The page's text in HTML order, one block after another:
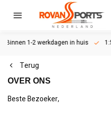
Binnen 1-2 werkdagen in huis
Terug
OVER ONS
Beste Bezoeker,